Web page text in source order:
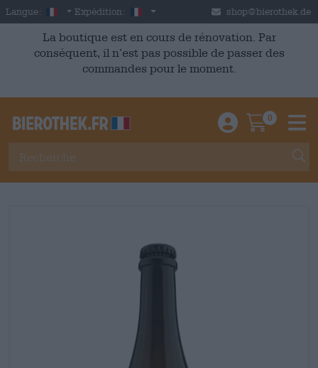
Skip to main content
Langue: French
Expédition: France shop@bierothek.de
La boutique est en cours de rénovation. Par
conséquent, il n’est pas possible de passer des
commandes pour le moment.
Einloggen /
0